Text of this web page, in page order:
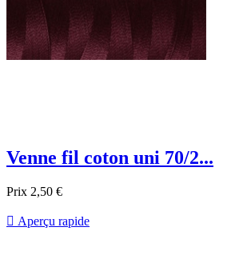
Venne fil coton uni 70/2...
Prix 2,50 €
 Aperçu rapide